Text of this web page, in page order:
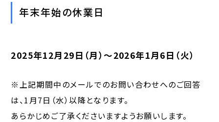
年末年始の休業日
2025年12月29日（月）～2026年1月6日（火）
※上記期間中のメールでのお問い合わせへのご回答
は、1月7日（水）以降となります。
あらかじめご了承くださいますようお願いします。